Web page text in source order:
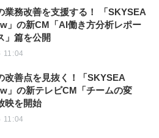
業務改善を支援する！ 「SKYSEA
」の新CM「AI働き方分析レポー
」篇を公開
11:04
改善点を見抜く！「SKYSEA
」の新テレビCM「チームの変
映を開始
11:04